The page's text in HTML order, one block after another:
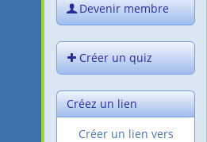
Devenir membre
Créer un quiz
Créez un lien
Créer un lien vers